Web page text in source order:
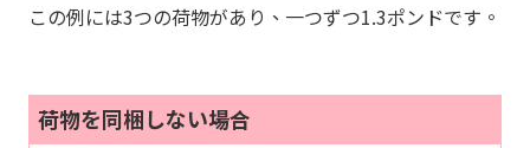
この例には3つの荷物があり、一つずつ1.3ポンドです。
荷物を同梱しない場合